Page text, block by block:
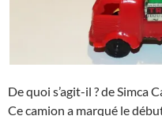
De quoi s’agit-il ? de Simca
Ce camion a marqué le